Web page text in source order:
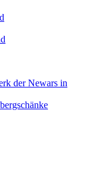
der Newars in